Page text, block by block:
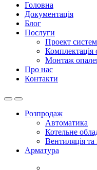
Головна
Документація
Блог
Послуги
Проект
Комплектація
Монтаж
Про нас
Контакти
OpenClose
Розпродаж
Автоматика
Котельне
Вентиляція
Арматура